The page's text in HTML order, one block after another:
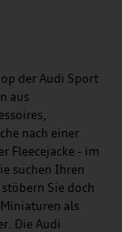
der Audi Sport
aus
nach einer
Fleecejacke - im
suchen Ihren
Sie doch
als
Die Audi